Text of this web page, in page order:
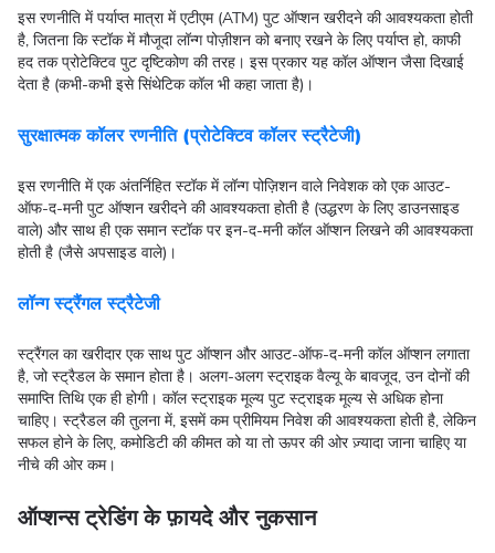
इस रणनीति में पर्याप्त मात्रा में एटीएम (ATM) पुट ऑप्शन खरीदने की आवश्यकता होती
है, जितना कि स्टॉक में मौजूदा लॉन्ग पोज़ीशन को बनाए रखने के लिए पर्याप्त हो, काफी
हद तक प्रोटेक्टिव पुट दृष्‍टिकोण की तरह। इस प्रकार यह कॉल ऑप्शन जैसा दिखाई
देता है (कभी-कभी इसे सिंथेटिक कॉल भी कहा जाता है)।
सुरक्षात्मक कॉलर रणनीति (प्रोटेक्टिव कॉलर स्ट्रैटेजी)
इस रणनीति में एक अंतर्निहित स्टॉक में लॉन्ग पोज़िशन वाले निवेशक को एक आउट-
ऑफ-द-मनी पुट ऑप्शन खरीदने की आवश्यकता होती है (उद्धरण के लिए डाउनसाइड
वाले) और साथ ही एक समान स्टॉक पर इन-द-मनी कॉल ऑप्शन लिखने की आवश्यकता
होती है (जैसे अपसाइड वाले)।
लॉन्ग स्ट्रैंगल स्ट्रैटेजी
स्ट्रैंगल का खरीदार एक साथ पुट ऑप्शन और आउट-ऑफ-द-मनी कॉल ऑप्शन लगाता
है, जो स्ट्रैडल के समान होता है। अलग-अलग स्ट्राइक वैल्यू के बावजूद, उन दोनों की
समाप्ति तिथि एक ही होगी। कॉल स्ट्राइक मूल्य पुट स्ट्राइक मूल्य से अधिक होना
चाहिए। स्ट्रैडल की तुलना में, इसमें कम प्रीमियम निवेश की आवश्यकता होती है, लेकिन
सफल होने के लिए, कमोडिटी की कीमत को या तो ऊपर की ओर ज़्यादा जाना चाहिए या
नीचे की ओर कम।
ऑप्शन्स ट्रेडिंग के फ़ायदे और नुकसान